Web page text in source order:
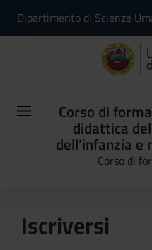
Dipartimento di Scienze
Corso di
didattica
dell’infanzia
Corso di
Iscriversi